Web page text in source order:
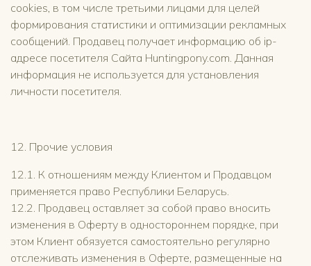
cookies, в том числе третьими лицами для целей
формирования статистики и оптимизации рекламных
сообщений. Продавец получает информацию об ip-
адресе посетителя Сайта Huntingpony.com. Данная
информация не используется для установления
личности посетителя.
12. Прочие условия
12.1. К отношениям между Клиентом и Продавцом
применяется право Республики Беларусь.
12.2. Продавец оставляет за собой право вносить
изменения в Оферту в одностороннем порядке, при
этом Клиент обязуется самостоятельно регулярно
отслеживать изменения в Оферте, размещенные на